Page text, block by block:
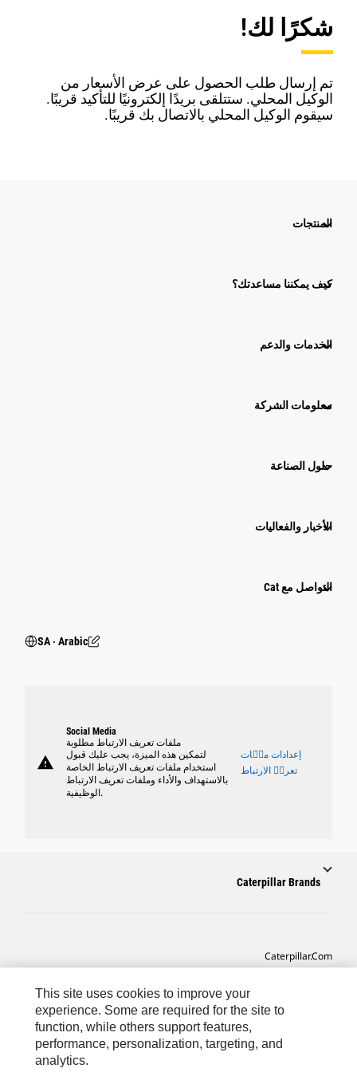
شكرًا لك!
تم إرسال طلب الحصول على عرض الأسعار من
الوكيل المحلي. ستتلقى بريدًا إلكترونيًا للتأكيد قريبًا.
سيقوم الوكيل المحلي بالاتصال بك قريبًا.
المنتجات
كيف يمكننا مساعدتك؟
الخدمات والدعم
معلومات الشركة
حلول الصناعة
الأخبار والفعاليات
التواصل مع Cat
SA ‧ Arabic
warning
Social Media
ملفات تعريف الارتباط مطلوبة
لتمكين هذه الميزة، يجب عليك قبول
استخدام ملفات تعريف الارتباط الخاصة
بالاستهداف والأداء وملفات تعريف الارتباط
الوظيفية.
إعدادات ملٝات
تعريٝ الارتباط
Caterpillar Brands
Caterpillar.com
تفضيلات التسويق الخاصة بي
This site uses cookies to improve your
experience. Some are required for the site to
function, while others support features,
performance, personalization, targeting, and
analytics.